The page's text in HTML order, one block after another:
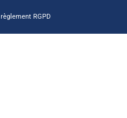
règlement RGPD